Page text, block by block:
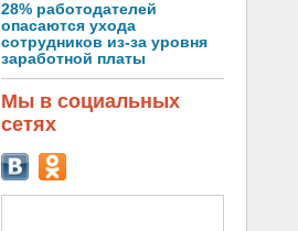
28% работодателей
опасаются ухода
сотрудников из-за уровня
заработной платы
Мы в социальных
сетях